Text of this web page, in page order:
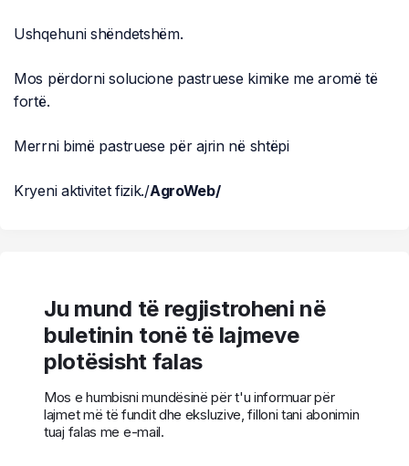
Ushqehuni shëndetshëm.
Mos përdorni solucione pastruese kimike me aromë të
fortë.
Merrni bimë pastruese për ajrin në shtëpi
Kryeni aktivitet fizik./AgroWeb/
Ju mund të regjistroheni në
buletinin tonë të lajmeve
plotësisht falas
Mos e humbisni mundësinë për t'u informuar për
lajmet më të fundit dhe eksluzive, filloni tani abonimin
tuaj falas me e-mail.